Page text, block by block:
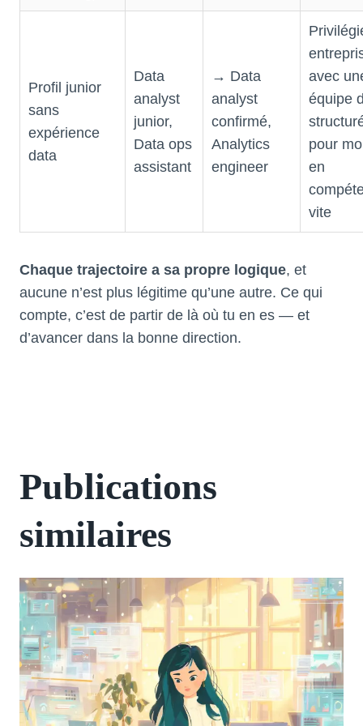
Profil junior
sans
expérience
data
Data
analyst
junior,
Data ops
assistant
→ Data
analyst
confirmé,
Analytics
engineer
avec
équipe
pour
en
vite
Chaque trajectoire a sa propre logique, et
aucune n’est plus légitime qu’une autre. Ce qui
compte, c’est de partir de là où tu en es — et
d’avancer dans la bonne direction.
Publications
similaires